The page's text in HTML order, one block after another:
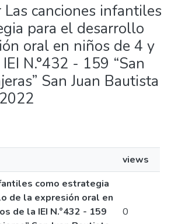
canciones infantiles
para el desarrollo
oral en niños de 4 y
N.°432 - 159 “San
San Juan Bautista
views
como estrategia
de la expresión oral en
de la IEI N.°432 - 159
0